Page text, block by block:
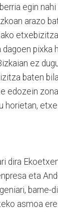
egin
arazo
dagoen
ez
baten
edozein
horietan,
dira
eta
asmoa ere